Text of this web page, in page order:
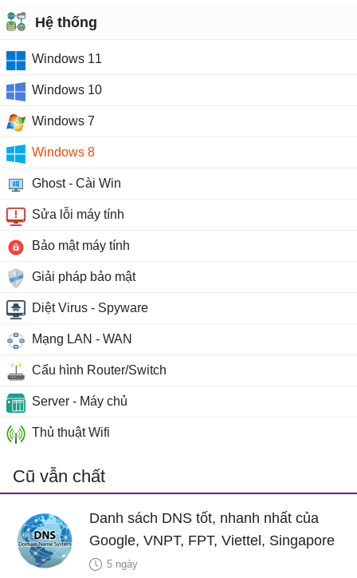
Hệ thống
Windows 11
Windows 10
Windows 7
Windows 8
Ghost - Cài Win
Sửa lỗi máy tính
Bảo mật máy tính
Giải pháp bảo mật
Diệt Virus - Spyware
Mạng LAN - WAN
Cấu hình Router/Switch
Server - Máy chủ
Thủ thuật Wifi
Cũ vẫn chất
Danh sách DNS tốt, nhanh nhất của
Google, VNPT, FPT, Viettel, Singapore
5 ngày